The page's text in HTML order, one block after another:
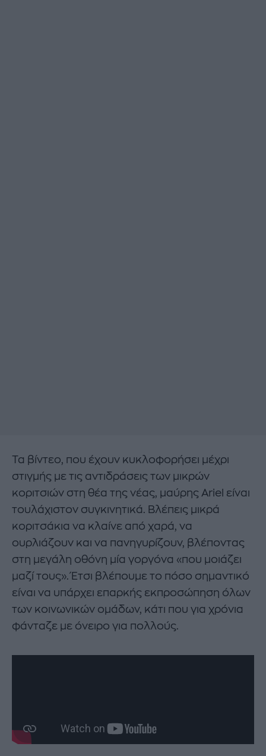
Τα βίντεο, που έχουν κυκλοφορήσει μέχρι
στιγμής με τις αντιδράσεις των μικρών
κοριτσιών στη θέα της νέας, μαύρης Ariel είναι
τουλάχιστον συγκινητικά. Βλέπεις μικρά
κοριτσάκια να κλαίνε από χαρά, να
ουρλιάζουν και να πανηγυρίζουν, βλέποντας
στη μεγάλη οθόνη μία γοργόνα «που μοιάζει
μαζί τους». Έτσι βλέπουμε το πόσο σημαντικό
είναι να υπάρχει επαρκής εκπροσώπηση όλων
των κοινωνικών ομάδων, κάτι που για χρόνια
φάνταζε με όνειρο για πολλούς.